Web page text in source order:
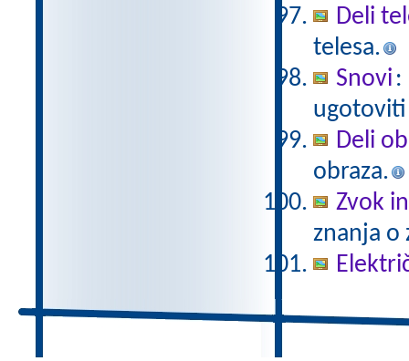
Deli
telesa.
Snovi :
Deli
obraza.
Zvok
znanja o